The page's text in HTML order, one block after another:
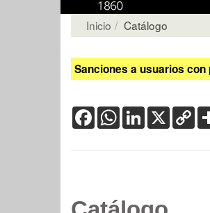
Inicio Catálogo
Sanciones a usuarios
FacebookWhatsApp
LinkedIn
X